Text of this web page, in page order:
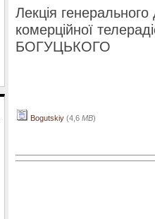
Лекція
комерційної
БОГУЦЬКОГО
Bogutskiy (4,6 MB)